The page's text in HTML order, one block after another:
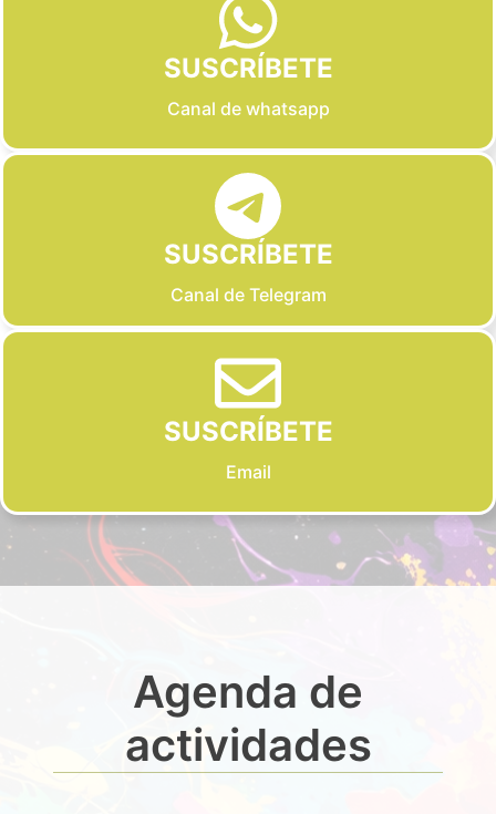
SUSCRÍBETE
Canal de whatsapp
SUSCRÍBETE
Canal de Telegram
SUSCRÍBETE
Email
Agenda de
actividades